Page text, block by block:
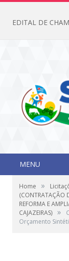
MENU
Home »
(CONTRATAÇÃO
REFORMA E
CAJAZEIRAS) »
Orçamento